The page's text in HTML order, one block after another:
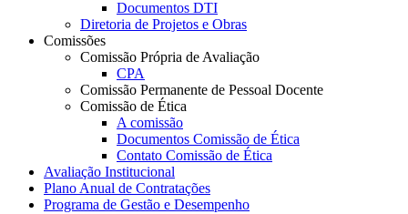
Documentos DTI
Diretoria de Projetos e Obras
Comissões
Comissão Própria de Avaliação
CPA
Comissão Permanente de Pessoal Docente
Comissão de Ética
A comissão
Documentos Comissão de Ética
Contato Comissão de Ética
Avaliação Institucional
Plano Anual de Contratações
Programa de Gestão e Desempenho